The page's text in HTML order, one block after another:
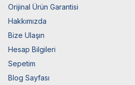
Orijinal Ürün Garantisi
Hakkımızda
Bize Ulaşın
Hesap Bilgileri
Sepetim
Blog Sayfası